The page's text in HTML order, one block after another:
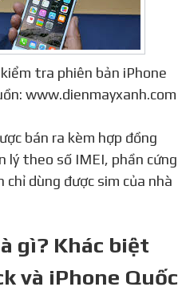
tra phiên bản iPhone
www.dienmayxanh.com
bán ra kèm hợp đồng
lý theo số IMEI, phần cứng
dùng được sim của nhà
gì? Khác biệt
và iPhone Quốc